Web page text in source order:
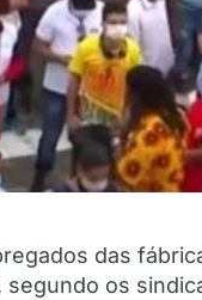
das
os